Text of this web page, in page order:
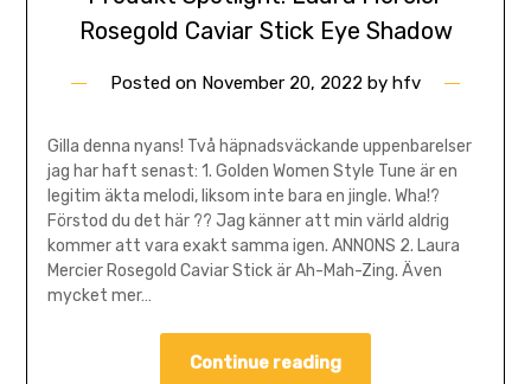
Rosegold Caviar Stick Eye Shadow
Posted on November 20, 2022 by hfv
Gilla denna nyans! Två häpnadsväckande uppenbarelser
jag har haft senast: 1. Golden Women Style Tune är en
legitim äkta melodi, liksom inte bara en jingle. Wha!?
Förstod du det här ?? Jag känner att min värld aldrig
kommer att vara exakt samma igen. ANNONS 2. Laura
Mercier Rosegold Caviar Stick är Ah-Mah-Zing. Även
mycket mer…
Continue reading